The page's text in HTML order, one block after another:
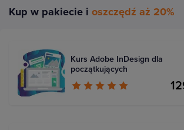
Kup w pakiecie i oszczędź aż 20%
Kurs Adobe InDesign dla
początkujących